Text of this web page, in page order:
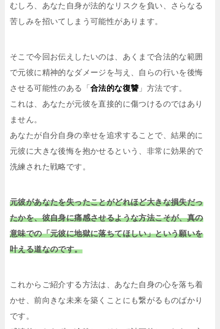
むしろ、あなた自身が法的なリスクを負い、さらなる
苦しみを招いてしまう可能性があります。
そこで今回お伝えしたいのは、あくまで合法的な範囲
で元彼に精神的なダメージを与え、自らの行いを後悔
させる可能性のある「 合法的な復讐 」方法です。
これは、あなたが元彼を直接的に傷つけるのではあり
ません。
あなたが自分自身の幸せを追求することで、結果的に
元彼に大きな後悔を抱かせるという、非常に効果的で
洗練された戦略です。
元彼があなたを失ったことがどれほど大きな損失だっ
たかを、彼自身に痛感させるような方法こそが、真の
意味での「元彼に地獄に落ちてほしい」という願いを
叶える道なのです。
これからご紹介する方法は、あなた自身の心を落ち着
かせ、前向きな未来を築くことにも繋がるものばかり
です。